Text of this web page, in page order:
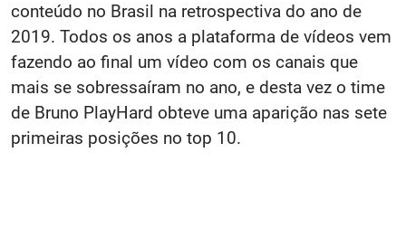
conteúdo no Brasil na retrospectiva do ano de
2019. Todos os anos a plataforma de vídeos vem
fazendo ao final um vídeo com os canais que
mais se sobressaíram no ano, e desta vez o time
de Bruno PlayHard obteve uma aparição nas sete
primeiras posições no top 10.